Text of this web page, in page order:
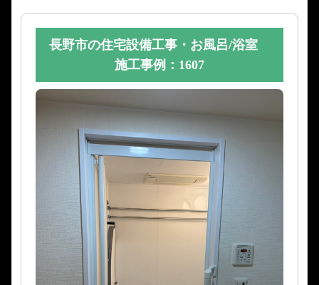
長野市の住宅設備工事・お風呂/浴室
施工事例：1607